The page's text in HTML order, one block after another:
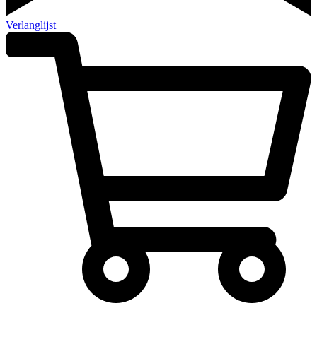
Verlanglijst